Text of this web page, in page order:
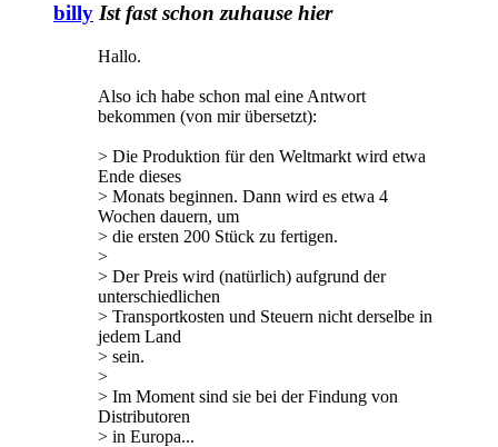
billy Ist fast schon zuhause hier
Hallo.
Also ich habe schon mal eine Antwort
bekommen (von mir übersetzt):
> Die Produktion für den Weltmarkt wird etwa
Ende dieses
> Monats beginnen. Dann wird es etwa 4
Wochen dauern, um
> die ersten 200 Stück zu fertigen.
>
> Der Preis wird (natürlich) aufgrund der
unterschiedlichen
> Transportkosten und Steuern nicht derselbe in
jedem Land
> sein.
>
> Im Moment sind sie bei der Findung von
Distributoren
> in Europa...